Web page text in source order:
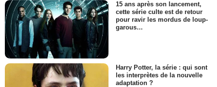
15 ans après son lancement,
cette série culte est de retour
pour ravir les mordus de loup-
garous…
Harry Potter, la série : qui sont
les interprètes de la nouvelle
adaptation ?